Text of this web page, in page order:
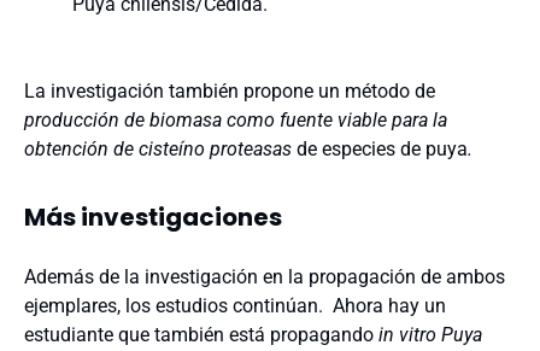
La investigación también propone un método de
producción de biomasa como fuente viable para la
obtención de cisteíno proteasas de especies de puya.
Más investigaciones
Además de la investigación en la propagación de ambos
ejemplares, los estudios continúan. Ahora hay un
estudiante que también está propagando in vitro Puya